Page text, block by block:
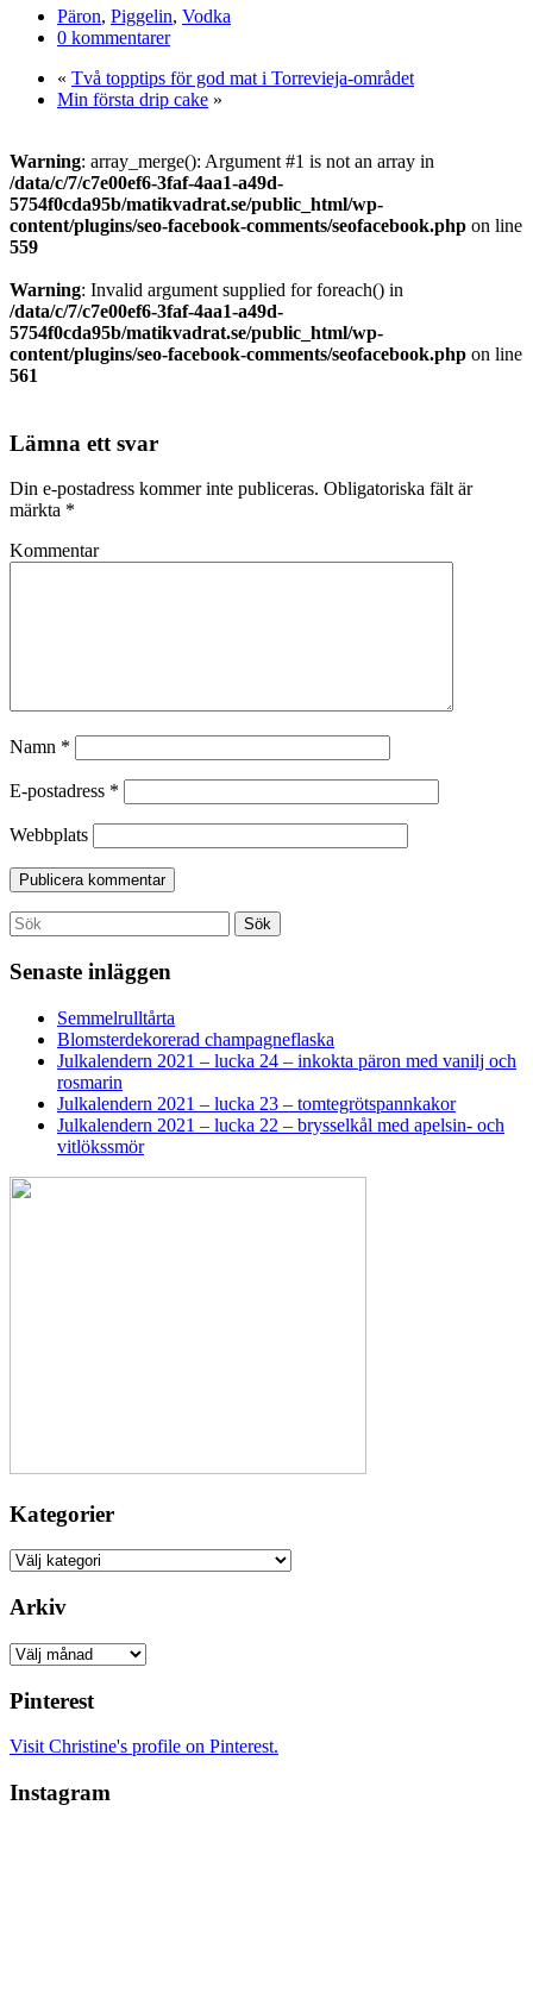
Päron, Piggelin, Vodka
0 kommentarer
« Två topptips för god mat i Torrevieja-området
Min första drip cake »
Warning: array_merge(): Argument #1 is not an array in
/data/c/7/c7e00ef6-3faf-4aa1-a49d-
5754f0cda95b/matikvadrat.se/public_html/wp-
content/plugins/seo-facebook-comments/seofacebook.php on line
559
Warning: Invalid argument supplied for foreach() in
/data/c/7/c7e00ef6-3faf-4aa1-a49d-
5754f0cda95b/matikvadrat.se/public_html/wp-
content/plugins/seo-facebook-comments/seofacebook.php on line
561
Lämna ett svar
Din e-postadress kommer inte publiceras. Obligatoriska fält är
märkta *
Kommentar
Namn *
E-postadress *
Webbplats
Search
for:
Sök
Senaste inläggen
Semmelrulltårta
Blomsterdekorerad champagneflaska
Julkalendern 2021 – lucka 24 – inkokta päron med vanilj och
rosmarin
Julkalendern 2021 – lucka 23 – tomtegrötspannkakor
Julkalendern 2021 – lucka 22 – brysselkål med apelsin- och
vitlökssmör
Kategorier
Kategorier
Arkiv
Arkiv
Pinterest
Visit Christine's profile on Pinterest.
Instagram